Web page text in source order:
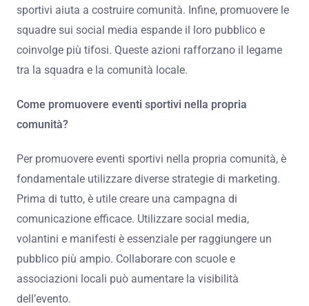
sportivi aiuta a costruire comunità. Infine, promuovere le
squadre sui social media espande il loro pubblico e
coinvolge più tifosi. Queste azioni rafforzano il legame
tra la squadra e la comunità locale.
Come promuovere eventi sportivi nella propria
comunità?
Per promuovere eventi sportivi nella propria comunità, è
fondamentale utilizzare diverse strategie di marketing.
Prima di tutto, è utile creare una campagna di
comunicazione efficace. Utilizzare social media,
volantini e manifesti è essenziale per raggiungere un
pubblico più ampio. Collaborare con scuole e
associazioni locali può aumentare la visibilità
dell’evento.